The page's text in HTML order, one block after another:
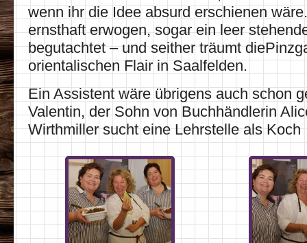
wenn ihr die Idee absurd erschienen
ernsthaft erwogen, sogar ein leer
begutachtet – und seither träumt
orientalischen Flair in Saalfelden.
Ein Assistent wäre übrigens auch schon
Valentin, der Sohn von Buchhändlerin
Wirthmiller sucht eine Lehrstelle als